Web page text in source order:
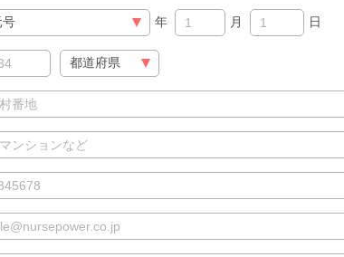
年 月 日